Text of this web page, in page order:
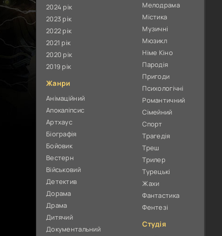
2024 рік
2023 рік
2022 рік
2021 рік
2020 рік
2019 рік
Жанри
Анімаційний
Апокаліпсис
Артхаус
Біографія
Бойовик
Вестерн
Військовий
Детектив
Дорама
Драма
Дитячий
Документальний
Мелодрама
Містика
Музичні
Мюзикл
Німе Кіно
Пародія
Пригоди
Психологічні
Романтичний
Сімейний
Спорт
Трагедія
Треш
Трилер
Турецькі
Жахи
Фантастика
Фентезі
Студія